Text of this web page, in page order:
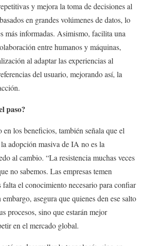
y mejora la toma de decisiones al
en grandes volúmenes de datos, lo
más informadas. Asimismo, facilita una
entre humanos y máquinas,
al adaptar las experiencias al
del usuario, mejorando así, la
paso?
en los beneficios, también señala que el
adopción masiva de IA no es la
al cambio. “La resistencia muchas veces
no sabemos. Las empresas temen
el conocimiento necesario para confiar
asegura que quienes den ese salto
procesos, sino que estarán mejor
en el mercado global.